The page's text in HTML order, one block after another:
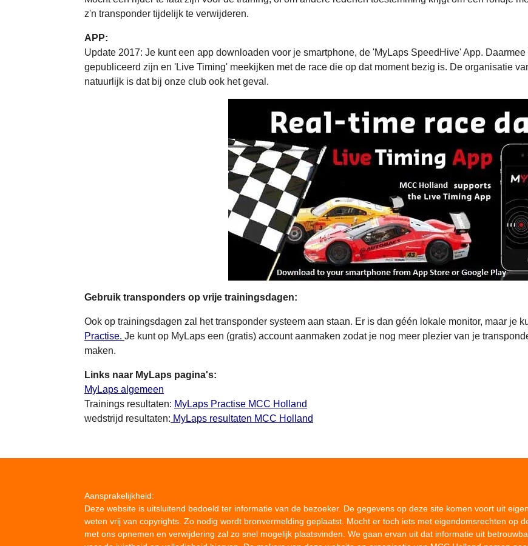
z'n transponder tijdelijk te verwijderen.
APP:
Update 2017: Je kunt een app downloaden voor je smartphone, de 'MyLaps SpeedHive' App.
gepubliceerd zijn en 'Live Timing' meekijken met de race die op dat moment bezig is. De organisatie
natuurlijk is dat bij onze club ook het geval.
Gebruik transponders op vrije trainingsdagen:
Ook op trainingsdagen zal het transponder systeem aan staan. Er is dan géén lokale monitor, maar je
Practise. Je kunt op MyLaps een (gratis) account aanmaken zodat je nog meer plezier van je
maken.
Links naar MyLaps pagina's:
MyLaps algemeen
Trainings resultaten: MyLaps Practise MCC Holland
wedstrijd resultaten: MyLaps resultaten MCC Holland
Aansprakelijkheid:
Deze website is uitsluitend bedoeld ter informatie van de bezoeker. De gegevens op deze site komen voort uit
weten vrij van copyrights. Zo nodig wordt bronvermelding geplaatst. Mocht er toch iets met eigendomsrechten op
met ons opnemen en verwijdering zal zo snel mogelijk plaatsvinden. We gaan ervan uit dat informatie uit